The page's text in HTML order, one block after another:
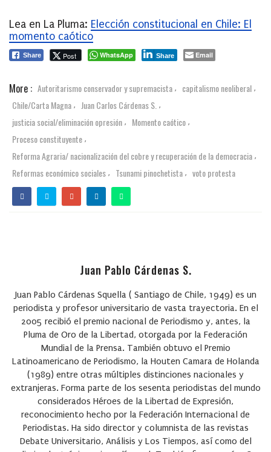
Lea en La Pluma: Elección constitucional en Chile: El
momento caótico
Share Post WhatsApp Share Email
More : Autoritarismo conservador y supremacista , capitalismo neoliberal ,
Chile/Carta Magna , Juan Carlos Cárdenas S. ,
justicia social/eliminación opresión , Momento caótico ,
Proceso constituyente ,
Reforma Agraria/ nacionalización del cobre y recuperación de la democracia ,
Reformas económico sociales , Tsunami pinochetista , voto protesta
Juan Pablo Cárdenas S.
Juan Pablo Cárdenas Squella( Santiago de Chile, 1949) es un
periodista y profesor universitario de vasta trayectoria. En el
2005 recibió el premio nacional de Periodismo y, antes, la
Pluma de Oro de la Libertad, otorgada por la Federación
Mundial de la Prensa. También obtuvo el Premio
Latinoamericano de Periodismo, la Houten Camara de Holanda
(1989) entre otras múltiples distinciones nacionales y
extranjeras. Forma parte de los sesenta periodistas del mundo
considerados Héroes de la Libertad de Expresión,
reconocimiento hecho por la Federación Internacional de
Periodistas. Ha sido director y columnista de las revistas
Debate Universitario, Análisis y Los Tiempos, así como del